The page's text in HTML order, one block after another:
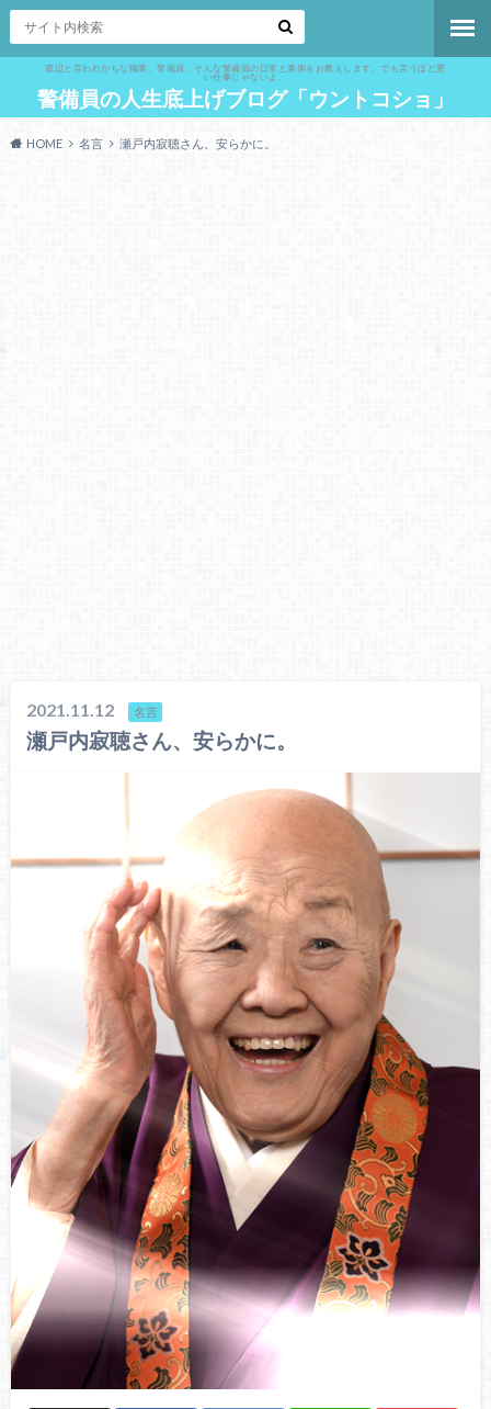
底辺と言われがちな職業、警備員。そんな警備員の日常と裏側をお教えします。でも言うほど悪
い仕事じゃないよ。
警備員の人生底上げブログ「ウントコショ」
HOME 名言 瀬戸内寂聴さん、安らかに。
2021.11.12 名言
瀬戸内寂聴さん、安らかに。